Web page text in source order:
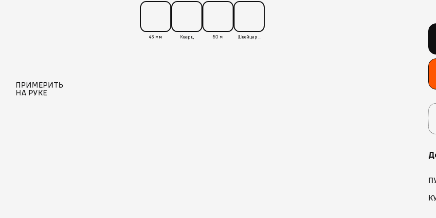
43 мм Кварц 50 м
ПРИМЕРИТЬ
НА РУКЕ